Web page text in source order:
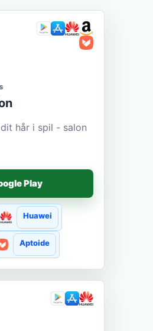
hår i spil - salon
Play
Huawei
Aptoide